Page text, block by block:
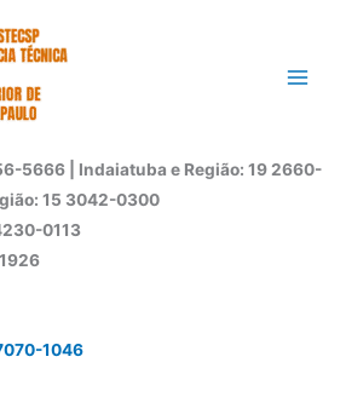
5666 | Indaiatuba e Região: 19 2660-
15 3042-0300
0113
1046